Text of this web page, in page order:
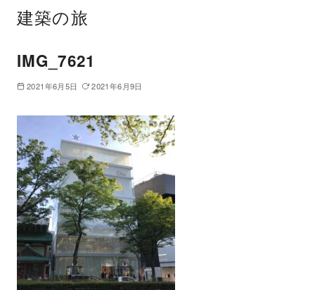
建築の旅
IMG_7621
2021年6月5日 2021年6月9日